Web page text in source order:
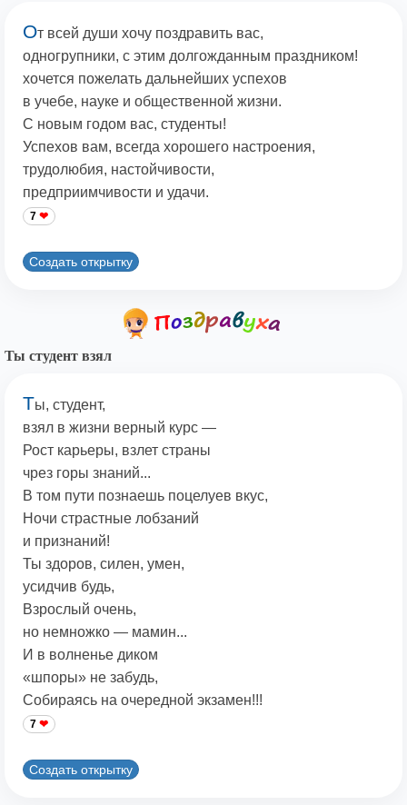
От всей души хочу поздравить вас,
одногрупники, с этим долгожданным праздником!
хочется пожелать дальнейших успехов
в учебе, науке и общественной жизни.
С новым годом вас, студенты!
Успехов вам, всегда хорошего настроения,
трудолюбия, настойчивости,
предприимчивости и удачи.
7
Создать открытку
Ты студент взял
Ты, студент,
взял в жизни верный курс —
Рост карьеры, взлет страны
чрез горы знаний...
В том пути познаешь поцелуев вкус,
Ночи страстные лобзаний
и признаний!
Ты здоров, силен, умен,
усидчив будь,
Взрослый очень,
но немножко — мамин...
И в волненье диком
«шпоры» не забудь,
Собираясь на очередной экзамен!!!
7
Создать открытку